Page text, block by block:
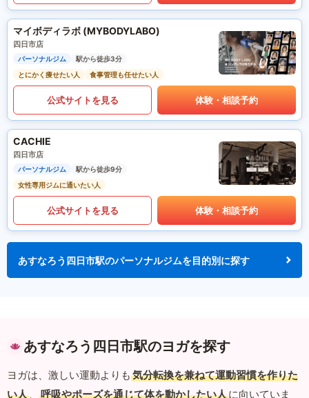
マイボディラボ (MYBODYLABO)
四日市店
パーソナルジム
駅から徒歩3分
とにかく痩せたい人
食事管理も任せたい人
公式サイトを見る 体験・相談予約
CACHIE
四日市店
パーソナルジム
駅から徒歩9分
女性専用ジムに通いたい人
公式サイトを見る 体験・相談予約
あすなろう四日市駅のパーソナルジムを目的別に探す
あすなろう四日市駅のヨガを探す
ヨガは、激しい運動よりも 気分転換を兼ねて運動習慣を作りた
い人 、 呼吸やポーズを通じて体を動かしたい人に向いていま